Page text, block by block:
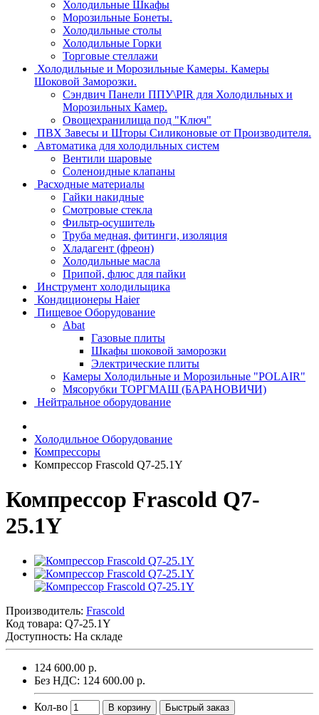
Холодильные Шкафы
Морозильные Бонеты.
Холодильные столы
Холодильные Горки
Торговые стеллажи
Холодильные и Морозильные Камеры. Камеры
Шоковой Заморозки.
Сэндвич Панели ППУ\PIR для Холодильных и
Морозильных Камер.
Овощехранилища под "Ключ"
ПВХ Завесы и Шторы Силиконовые от Производителя.
Автоматика для холодильных систем
Вентили шаровые
Соленоидные клапаны
Расходные материалы
Гайки накидные
Смотровые стекла
Фильтр-осушитель
Труба медная, фитинги, изоляция
Хладагент (фреон)
Холодильные масла
Припой, флюс для пайки
Инструмент холодильщика
Кондиционеры Haier
Пищевое Оборудование
Abat
Газовые плиты
Шкафы шоковой заморозки
Электрические плиты
Камеры Холодильные и Морозильные "POLAIR"
Мясорубки ТОРГМАШ (БАРАНОВИЧИ)
Нейтральное оборудование
Холодильное Оборудование
Компрессоры
Компрессор Frascold Q7-25.1Y
Компрессор Frascold Q7-
25.1Y
Производитель: Frascold
Код товара: Q7-25.1Y
Доступность: На складе
124 600.00 р.
Без НДС: 124 600.00 р.
Кол-во В корзину Быстрый заказ